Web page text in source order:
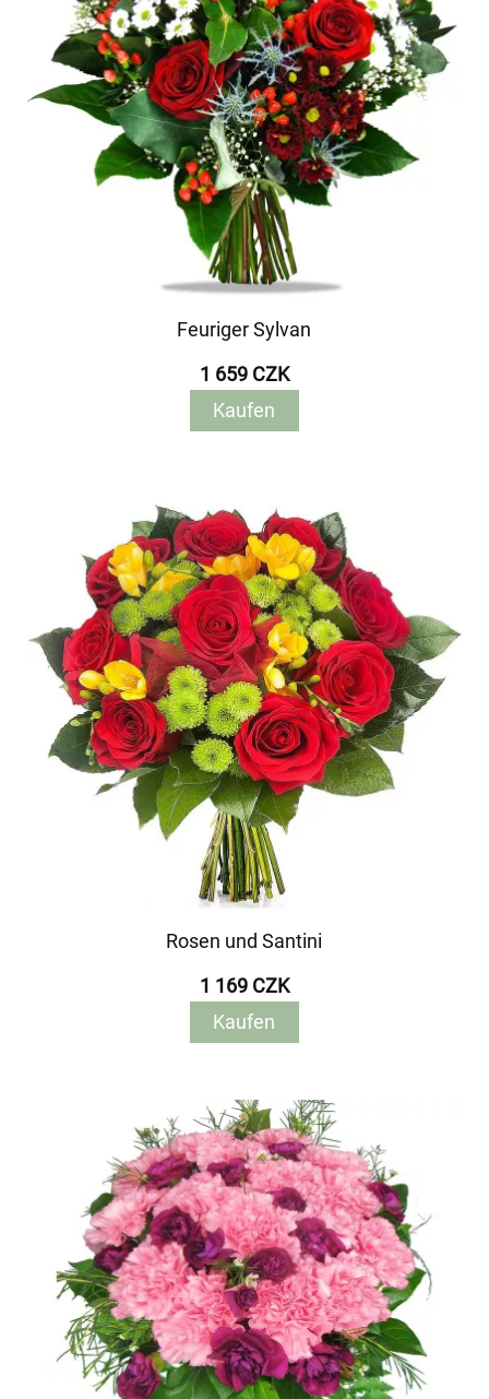
Feuriger Sylvan
1 659 CZK
Kaufen
Rosen und Santini
1 169 CZK
Kaufen